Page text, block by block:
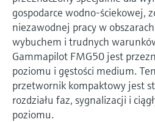
gospodarce wodno-ściekowej,
niezawodnej pracy w
wybuchem i trudnych
Gammapilot FMG50 jest
poziomu i gęstości medium.
przetwornik kompaktowy jest
rozdziału faz, sygnalizacji i
poziomu.